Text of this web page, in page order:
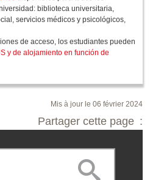
biblioteca universitaria,
servicios médicos y psicológicos,
de acceso, los estudiantes pueden
y de alojamiento en función de
Mis à jour le 06 février 2024
Partager cette page